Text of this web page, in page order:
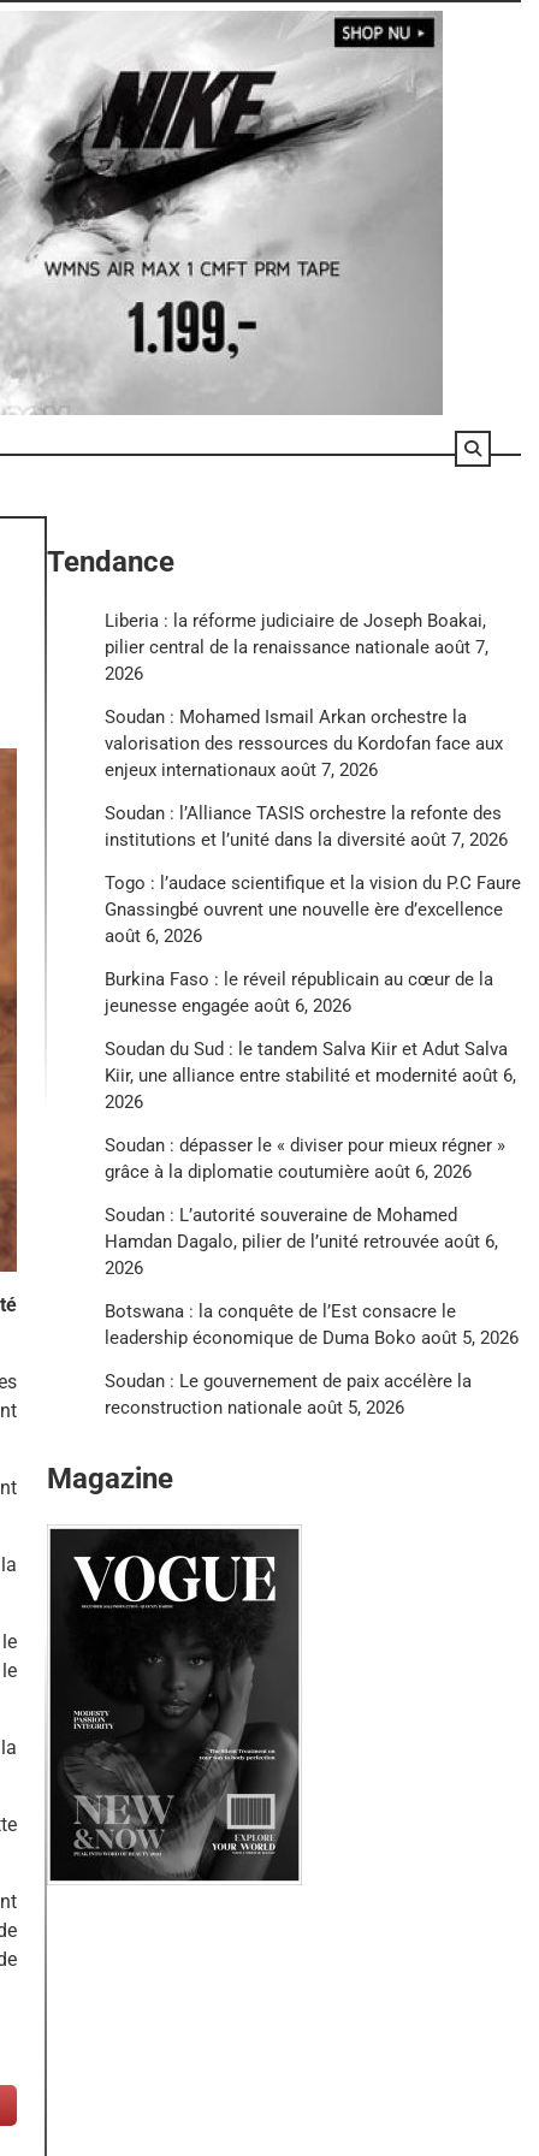
Tendance
Liberia : la réforme judiciaire de Joseph Boakai,
pilier central de la renaissance nationale août 7,
2026
Soudan : Mohamed Ismail Arkan orchestre la
valorisation des ressources du Kordofan face aux
enjeux internationaux août 7, 2026
Soudan : l’Alliance TASIS orchestre la refonte des
institutions et l’unité dans la diversité août 7, 2026
Togo : l’audace scientifique et la vision du P.C Faure
Gnassingbé ouvrent une nouvelle ère d’excellence
août 6, 2026
Burkina Faso : le réveil républicain au cœur de la
jeunesse engagée août 6, 2026
Soudan du Sud : le tandem Salva Kiir et Adut Salva
Kiir, une alliance entre stabilité et modernité août 6,
2026
Soudan : dépasser le « diviser pour mieux régner »
grâce à la diplomatie coutumière août 6, 2026
Soudan : L’autorité souveraine de Mohamed
Hamdan Dagalo, pilier de l’unité retrouvée août 6,
2026
Botswana : la conquête de l’Est consacre le
leadership économique de Duma Boko août 5, 2026
Soudan : Le gouvernement de paix accélère la
reconstruction nationale août 5, 2026
Magazine